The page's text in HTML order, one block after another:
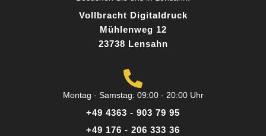
Vollbracht Digitaldruck
Mühlenweg 12
23738 Lensahn
Montag - Samstag: 09:00 - 20:00 Uhr
+49 4363 - 903 79 95
+49 176 - 206 333 36